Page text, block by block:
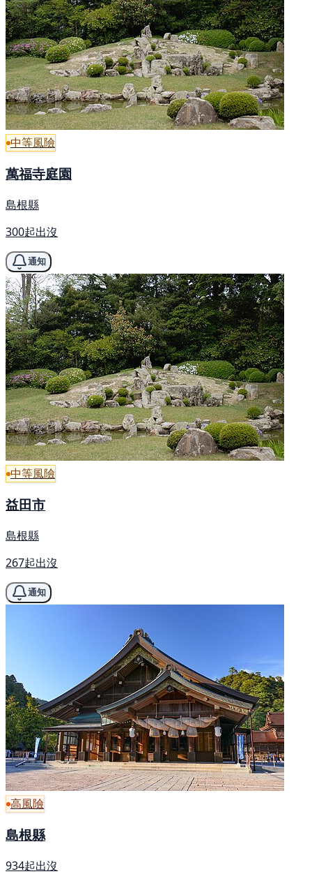
中等風險
萬福寺庭園
島根縣
300起出沒
通知
中等風險
益田市
島根縣
267起出沒
通知
高風險
島根縣
934起出沒